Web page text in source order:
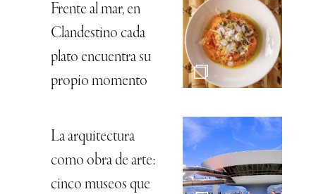
Frente al mar, en
Clandestino cada
plato encuentra su
propio momento
La arquitectura
como obra de arte:
cinco museos que